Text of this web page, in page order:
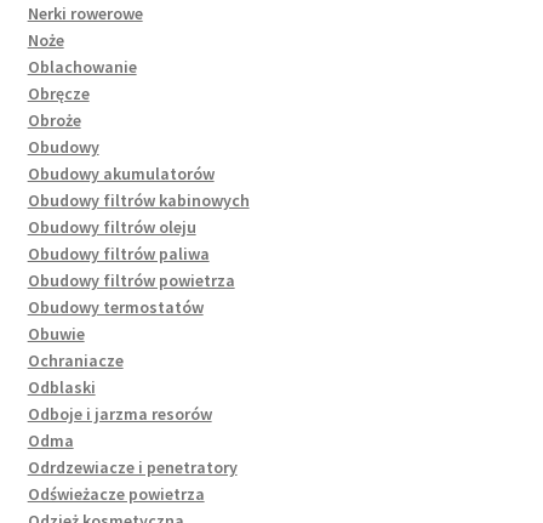
Nerki rowerowe
Noże
Oblachowanie
Obręcze
Obroże
Obudowy
Obudowy akumulatorów
Obudowy filtrów kabinowych
Obudowy filtrów oleju
Obudowy filtrów paliwa
Obudowy filtrów powietrza
Obudowy termostatów
Obuwie
Ochraniacze
Odblaski
Odboje i jarzma resorów
Odma
Odrdzewiacze i penetratory
Odświeżacze powietrza